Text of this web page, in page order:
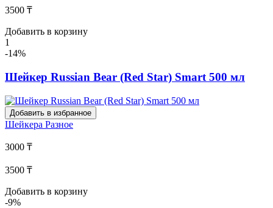
3500 ₸
Добавить в корзину
1
-14%
Шейкер Russian Bear (Red Star) Smart 500 мл
Добавить в избранное
Шейкера Разное
3000 ₸
3500 ₸
Добавить в корзину
-9%